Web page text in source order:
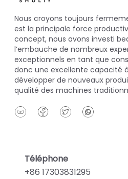
Nous croyons toujours
est la principale force
concept, nous avons investi
l’embauche de nombreux
exceptionnels en tant que
donc une excellente capacité
développer de nouveaux
qualité des machines
Téléphone
+86 17303831295